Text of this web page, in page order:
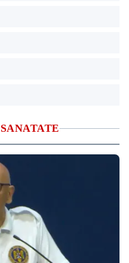
SANATATE